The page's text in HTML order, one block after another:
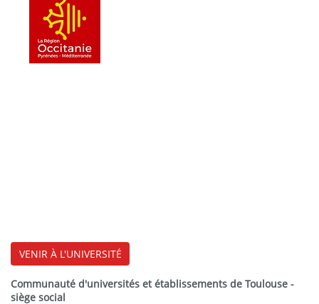
VENIR À L'UNIVERSITÉ
Communauté d'universités et établissements de Toulouse -
siège social